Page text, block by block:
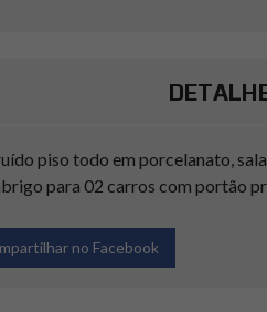
piso todo em porcelanato,
para 02 carros com portão
no Facebook